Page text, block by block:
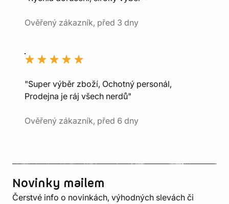
Ověřený zákazník, před 3 dny
"Super výběr zboží, Ochotný personál,
Prodejna je ráj všech nerdů"
Ověřený zákazník, před 6 dny
Novinky mailem
Čerstvé info o novinkách, výhodných slevách či